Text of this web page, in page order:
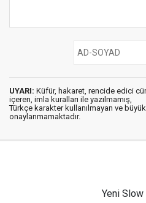
UYARI: Küfür, hakaret, rencide edici
içeren, imla kuralları ile yazılmamış,
Türkçe karakter kullanılmayan ve
onaylanmamaktadır.
Yeni Slow